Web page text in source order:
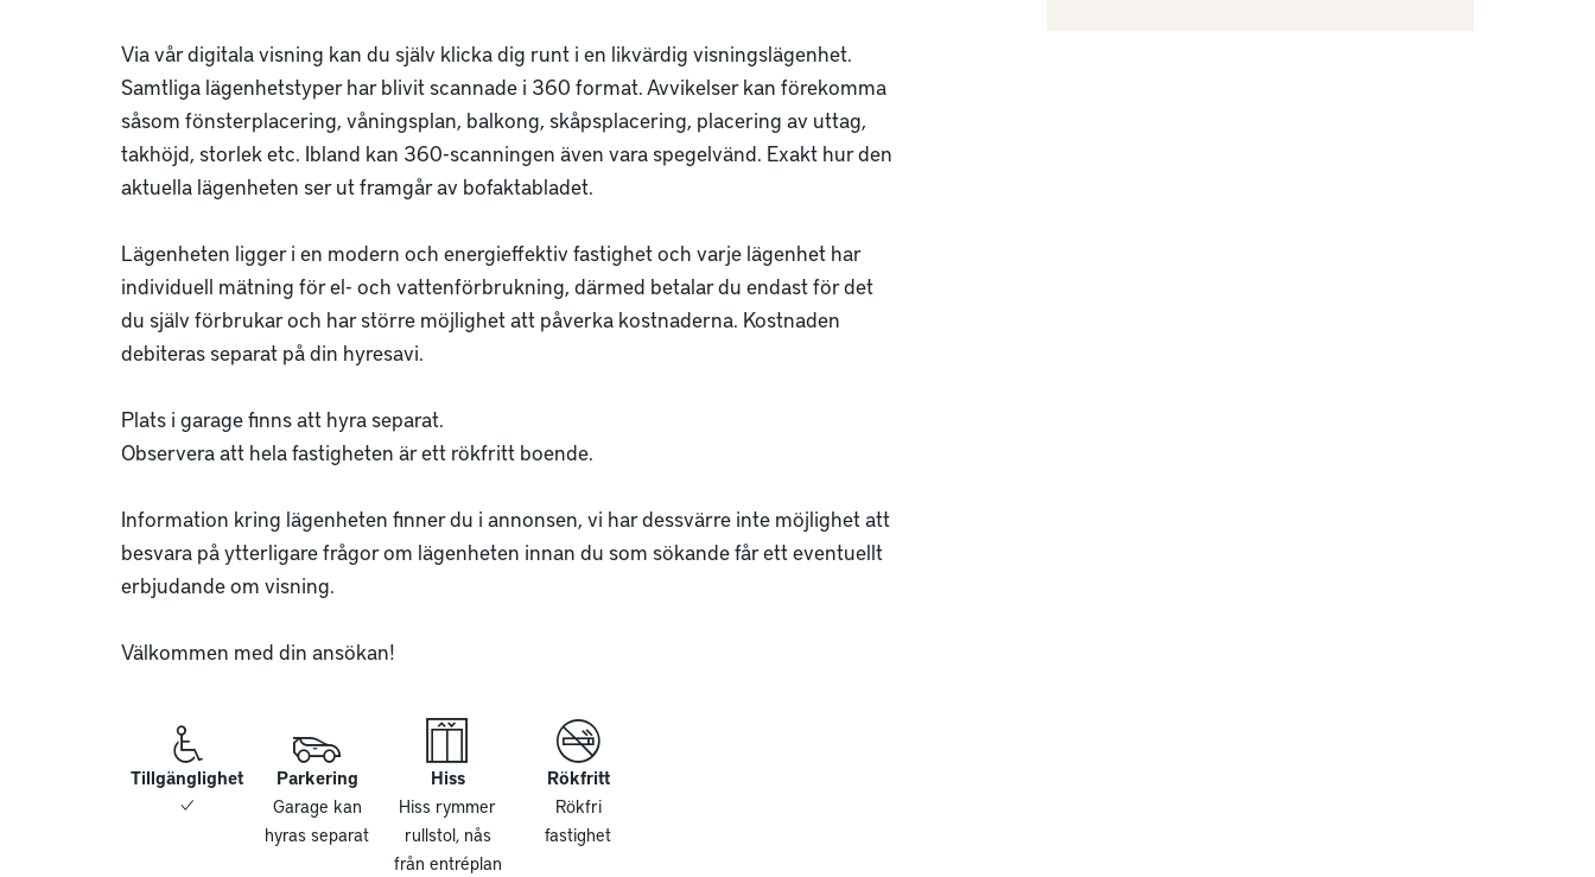
Via vår digitala visning kan du själv klicka dig runt i en likvärdig visningslägenhet.
Samtliga lägenhetstyper har blivit scannade i 360 format. Avvikelser kan förekomma
såsom fönsterplacering, våningsplan, balkong, skåpsplacering, placering av uttag,
takhöjd, storlek etc. Ibland kan 360-scanningen även vara spegelvänd. Exakt hur den
aktuella lägenheten ser ut framgår av bofaktabladet.
Lägenheten ligger i en modern och energieffektiv fastighet och varje lägenhet har
individuell mätning för el- och vattenförbrukning, därmed betalar du endast för det
du själv förbrukar och har större möjlighet att påverka kostnaderna. Kostnaden
debiteras separat på din hyresavi.
Plats i garage finns att hyra separat.
Observera att hela fastigheten är ett rökfritt boende.
Information kring lägenheten finner du i annonsen, vi har dessvärre inte möjlighet att
besvara på ytterligare frågor om lägenheten innan du som sökande får ett eventuellt
erbjudande om visning.
Välkommen med din ansökan!
Tillgänglighet
Parkering
Garage kan
hyras separat
Hiss
Hiss rymmer
rullstol, nås
från entréplan
Rökfritt
Rökfri
fastighet